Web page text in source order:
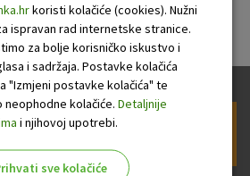
OTP banke
koristi kolačiće (cookies). Nužni
ispravan rad internetske stranice.
za bolje korisničko iskustvo i
i sadržaja. Postavke kolačića
"Izmjeni postavke kolačića" te
kolačiće. Detaljnije
i njihovoj upotrebi.
sve kolačiće